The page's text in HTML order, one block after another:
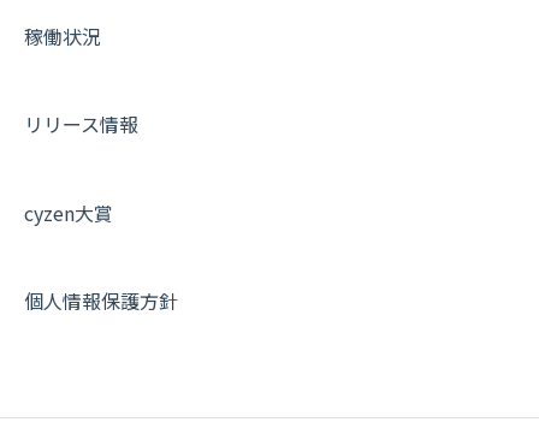
その他よくある質問
稼働状況
リリース情報
cyzen大賞
個人情報保護方針